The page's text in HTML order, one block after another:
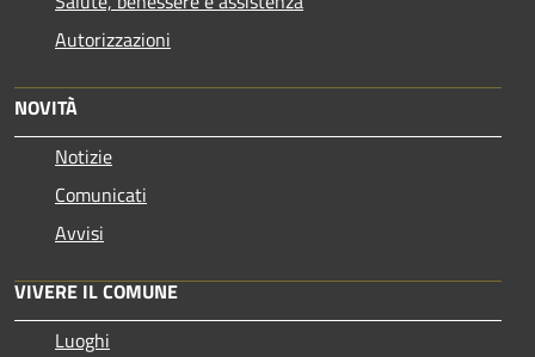
Autorizzazioni
NOVITÀ
Notizie
Comunicati
Avvisi
VIVERE IL COMUNE
Luoghi